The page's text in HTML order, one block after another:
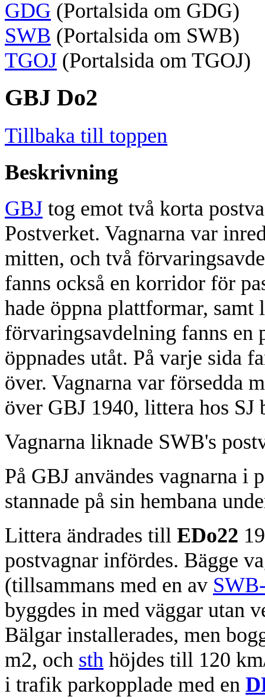
GDG (Portalsida om GDG)
SWB (Portalsida om SWB)
TGOJ (Portalsida om TGOJ)
GBJ Do2
Tillbaka till toppen
Beskrivning
GBJ tog emot två korta
Postverket. Vagnarna var
mitten, och två
fanns också en korridor för
hade öppna plattformar,
förvaringsavdelning fanns en
öppnades utåt. På varje sida
över. Vagnarna var försedda
över GBJ 1940, littera hos
Vagnarna liknade SWB's
På GBJ användes vagnarna i
stannade på sin hembana
Littera ändrades till EDo22
postvagnar infördes. Bägge
(tillsammans med en av
byggdes in med väggar utan
Bälgar installerades, men
m2, och sth höjdes till 120
i trafik parkopplade med en